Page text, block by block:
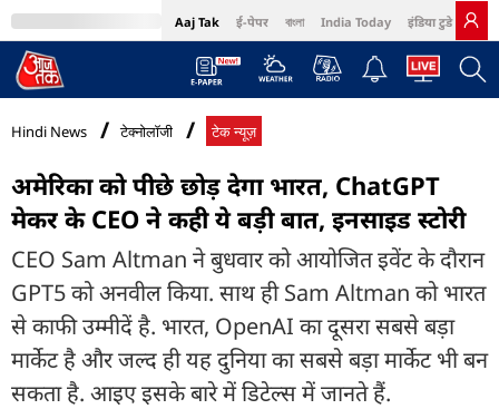
Aaj Tak ई-पेपर বাংলা India Today इंडिया टुडे हिंदी
MumbaiTak Cosmopolitan Harper's Bazaar Northeast
Hindi News टेक्नोलॉजी टेक न्यूज़
अमेरिका को पीछे छोड़ देगा भारत, ChatGPT
मेकर के CEO ने कही ये बड़ी बात, इनसाइड स्टोरी
CEO Sam Altman ने बुधवार को आयोजित इवेंट के दौरान
GPT5 को अनवील किया. साथ ही Sam Altman को भारत
से काफी उम्मीदें है. भारत, OpenAI का दूसरा सबसे बड़ा
मार्केट है और जल्द ही यह दुनिया का सबसे बड़ा मार्केट भी बन
सकता है. आइए इसके बारे में डिटेल्स में जानते हैं.